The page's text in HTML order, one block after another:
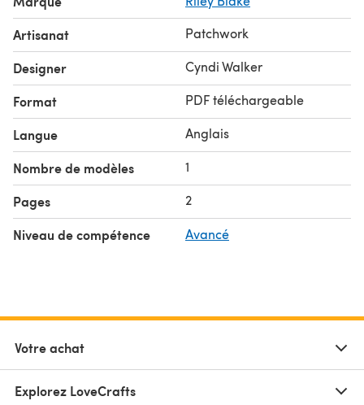
Artisanat Patchwork
Designer Cyndi Walker
Format PDF téléchargeable
Langue Anglais
Nombre de modèles 1
Pages 2
Niveau de compétence Avancé
Votre achat
Explorez LoveCrafts